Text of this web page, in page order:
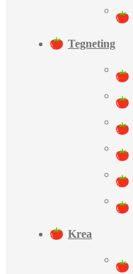
Tegneting
Krea